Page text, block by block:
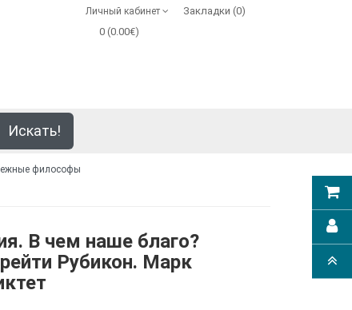
Личный кабинет Закладки (0)
0 (0.00€)
Искать!
философы
В чем наше благо?
Рубикон. Марк